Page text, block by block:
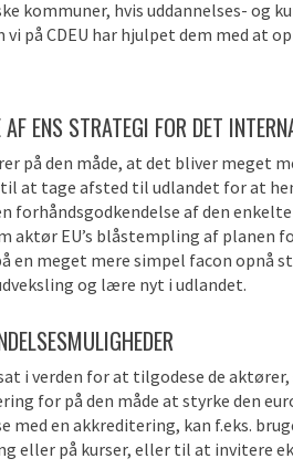
kommuner, hvis uddannelses- og
på CDEU har hjulpet dem med at
ENS STRATEGI FOR DET
på den måde, at det bliver meget
at tage afsted til udlandet for at
forhåndsgodkendelse af den
aktør EU’s blåstempling af planen
en meget mere simpel facon opnå
og lære nyt i udlandet.
i verden for at tilgodese de aktører,
for på den måde at styrke den
med en akkreditering, kan f.eks.
eller på kurser, eller til at invitere